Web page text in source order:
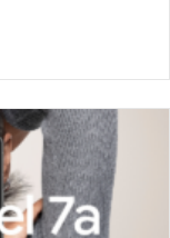
connectés, peu